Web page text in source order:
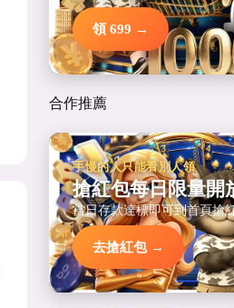
領 699 →
合作推薦
手慢的人只能看別人領
搶紅包每日限量開
當日存款達標即可到首頁搶
去搶紅包 →